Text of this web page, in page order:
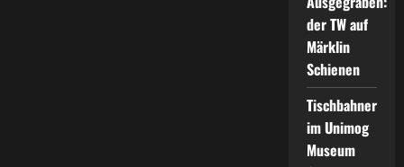
der TW auf
Märklin
Schienen
Tischbahner
im Unimog
Museum